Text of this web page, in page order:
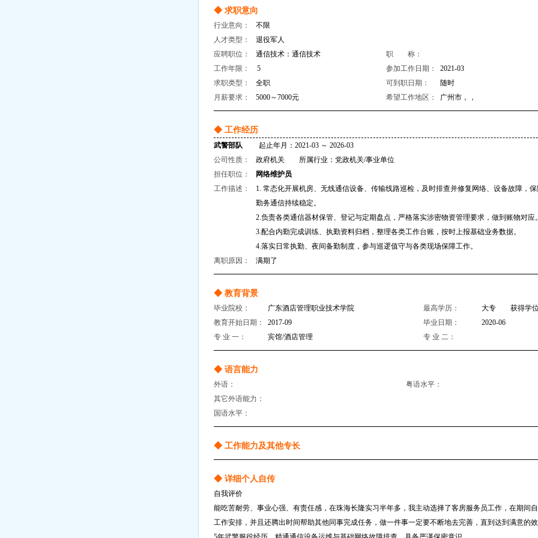
◆ 求职意向
行业意向：
不限
人才类型：
退役军人
应聘职位：
通信技术：通信技术
职 称：
工作年限：
5 参加工作日期：
2021-03
求职类型：
全职 可到职日期：
随时
月薪要求：
5000～7000元 希望工作地区： 广州市，，
◆ 工作经历
武警部队起止年月：2021-03 ～ 2026-03
公司性质：
政府机关 所属行业：党政机关/事业单位
担任职位：
网络维护员
工作描述：
1. 常态化开展机房、无线通信设备、传输线路巡检，及时排查并修复网络、设备故障，
勤务通信持续稳定。
2.负责各类通信器材保管、登记与定期盘点，严格落实涉密物资管理要求，做到账物对应。
3.配合内勤完成训练、执勤资料归档，整理各类工作台账，按时上报基础业务数据。
4.落实日常执勤、夜间备勤制度，参与巡逻值守与各类现场保障工作。
离职原因：
满期了
◆ 教育背景
毕业院校： 广东酒店管理职业技术学院 最高学历：
大专 获得学
教育开始日期：
2017-09 毕业日期：
2020-06
专 业 一：
宾馆/酒店管理 专 业 二：
◆ 语言能力
外语：
粤语水平：
其它外语能力：
国语水平：
◆ 工作能力及其他专长
◆ 详细个人自传
自我评价
能吃苦耐劳、事业心强、有责任感，在珠海长隆实习半年多，我主动选择了客房服务员工作，在期间
工作安排，并且还腾出时间帮助其他同事完成任务，做一件事一定要不断地去完善，直到达到满意的效